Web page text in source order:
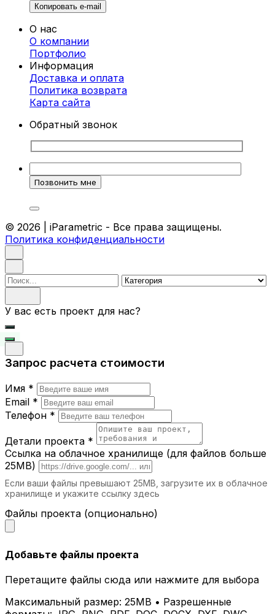
Копировать e-mail
О нас
О компании
Портфолио
Информация
Доставка и оплата
Политика возврата
Карта cайта
Обратный звонок
© 2026 | iParametric - Все права защищены.
Политика конфиденциальности
Поиск
У вас есть проект для нас?
Запрос расчета стоимости
Имя *
Email *
Телефон *
Детали проекта *
Ссылка на облачное хранилище (для файлов больше
25MB)
Если ваши файлы превышают 25MB, загрузите их в облачное
хранилище и укажите ссылку здесь
Файлы проекта (опционально)
Добавьте файлы проекта
Перетащите файлы сюда или нажмите для выбора
Максимальный размер: 25MB • Разрешенные